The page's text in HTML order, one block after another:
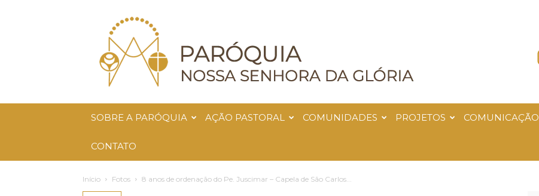
Paróquia
Nossa
Senhora
da
Glória
SOBRE A PARÓQUIA AÇÃO PASTORAL COMUNIDADES PROJETOS COMUNICAÇÃO
CONTATO
Início Fotos 8 anos de ordenação do Pe. Juscimar – Capela de São Carlos...